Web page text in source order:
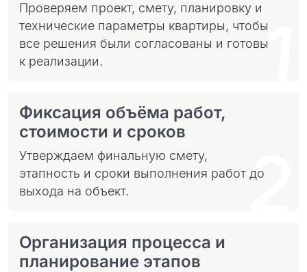
1
Проверяем проект, смету, планировку и
технические параметры квартиры, чтобы
все решения были согласованы и готовы
к реализации.
2
Фиксация объёма работ,
стоимости и сроков
Утверждаем финальную смету,
этапность и сроки выполнения работ до
выхода на объект.
Организация процесса и
планирование этапов